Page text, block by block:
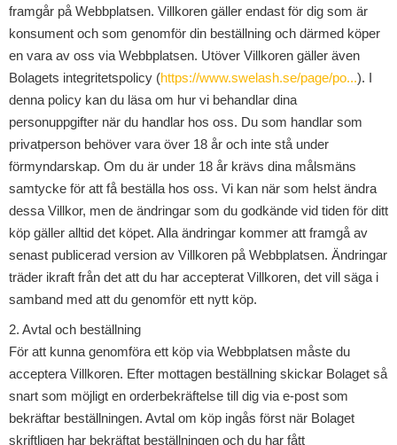
framgår på Webbplatsen. Villkoren gäller endast för dig som är
konsument och som genomför din beställning och därmed köper
en vara av oss via Webbplatsen. Utöver Villkoren gäller även
Bolagets integritetspolicy (https://www.swelash.se/page/po...). I
denna policy kan du läsa om hur vi behandlar dina
personuppgifter när du handlar hos oss. Du som handlar som
privatperson behöver vara över 18 år och inte stå under
förmyndarskap. Om du är under 18 år krävs dina målsmäns
samtycke för att få beställa hos oss. Vi kan när som helst ändra
dessa Villkor, men de ändringar som du godkände vid tiden för ditt
köp gäller alltid det köpet. Alla ändringar kommer att framgå av
senast publicerad version av Villkoren på Webbplatsen. Ändringar
träder ikraft från det att du har accepterat Villkoren, det vill säga i
samband med att du genomför ett nytt köp.
2. Avtal och beställning
För att kunna genomföra ett köp via Webbplatsen måste du
acceptera Villkoren. Efter mottagen beställning skickar Bolaget så
snart som möjligt en orderbekräftelse till dig via e-post som
bekräftar beställningen. Avtal om köp ingås först när Bolaget
skriftligen har bekräftat beställningen och du har fått